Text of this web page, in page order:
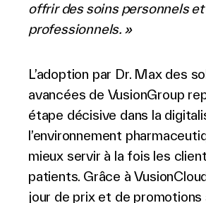
offrir des soins personnels et
professionnels. »
L’adoption par Dr. Max des
avancées de VusionGroup
étape décisive dans la
l’environnement
mieux servir à la fois les
patients. Grâce à
jour de prix et de promotions